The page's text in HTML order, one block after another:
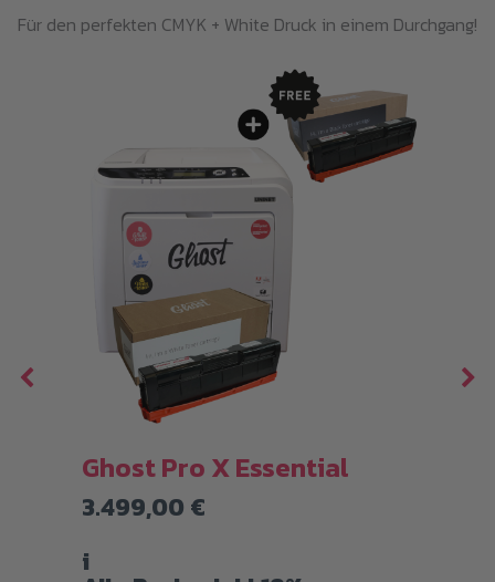
Für den perfekten CMYK + White Druck in einem Durchgang!
Ghost Pro X Essential
3.499,00 €
i